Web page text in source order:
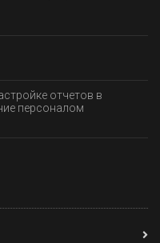
отчетов в
персоналом